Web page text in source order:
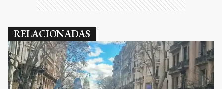
RELACIONADAS